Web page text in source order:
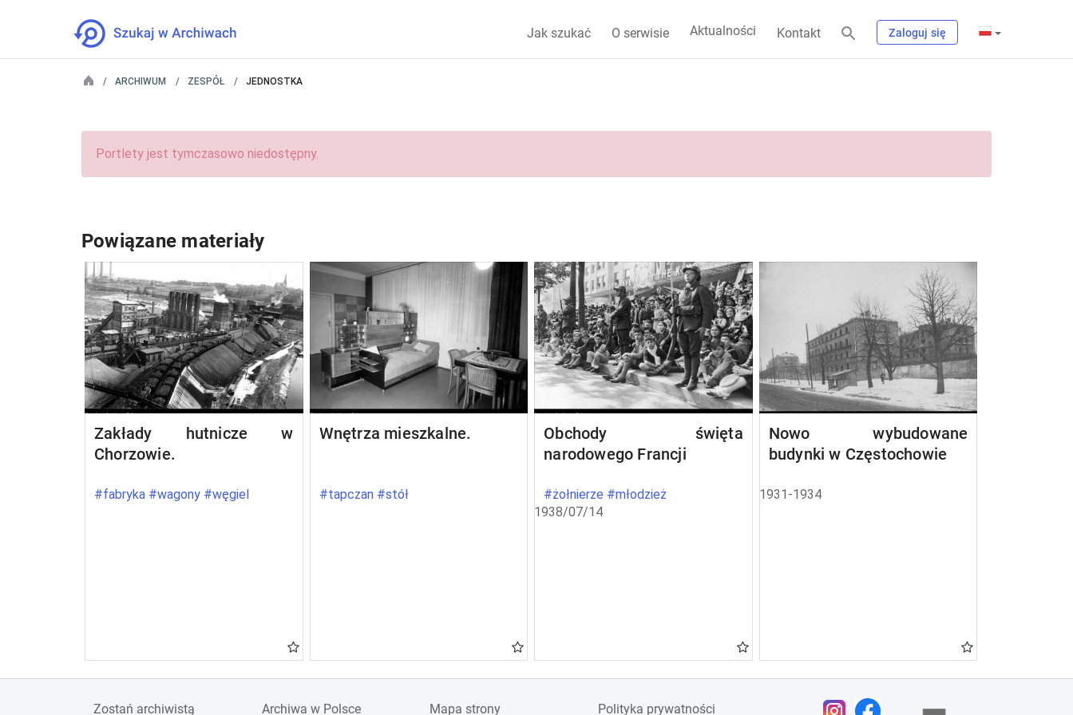
Jak szukać O serwisie Aktualności Kontakt Zaloguj się
ARCHIWUM ZESPÓŁ JEDNOSTKA
Portlety jest tymczasowo niedostępny.
Powiązane materiały
Zakłady hutnicze w
Chorzowie.
#fabryka #wagony #węgiel
Wnętrza mieszkalne.
#tapczan #stół
Obchody święta
narodowego Francji
#żołnierze #młodzież
1938/07/14
Nowo wybudowane
budynki w Częstochowie
1931-1934
Zostań archiwistą Archiwa w Polsce Mapa strony Polityka prywatności